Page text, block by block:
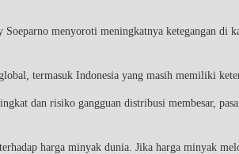
menyoroti meningkatnya ketegangan di
termasuk Indonesia yang masih memiliki
dan risiko gangguan distribusi membesar,
harga minyak dunia. Jika harga minyak